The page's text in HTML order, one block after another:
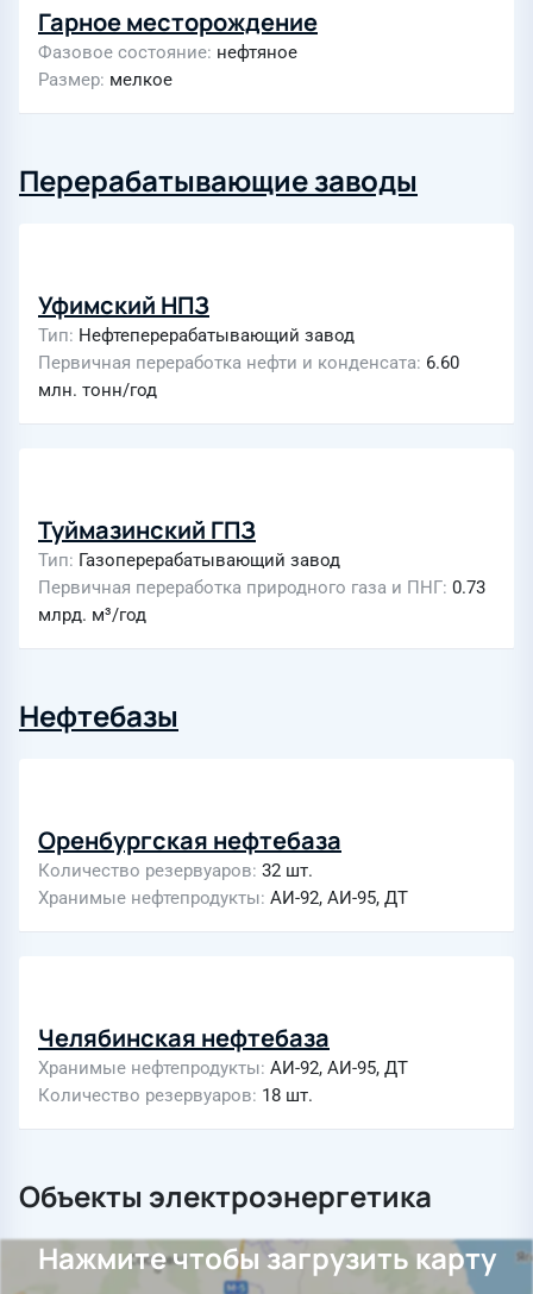
Гарное месторождение
Фазовое состояние нефтяное
Размер мелкое
Перерабатывающие заводы
Уфимский НПЗ
Тип Нефтеперерабатывающий завод
Первичная переработка нефти и конденсата 6.60
млн. тонн/год
Туймазинский ГПЗ
Тип Газоперерабатывающий завод
Первичная переработка природного газа и ПНГ 0.73
млрд. м³/год
Нефтебазы
Оренбургская нефтебаза
Количество резервуаров 32 шт.
Хранимые нефтепродукты АИ-92, АИ-95, ДТ
Челябинская нефтебаза
Хранимые нефтепродукты АИ-92, АИ-95, ДТ
Количество резервуаров 18 шт.
Объекты электроэнергетика
Нажмите чтобы загрузить карту